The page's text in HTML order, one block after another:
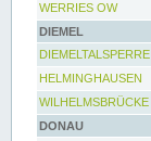
WERRIES OW
DIEMEL
DIEMELTALSPERRE
HELMINGHAUSEN
WILHELMSBRÜCKE
DONAU